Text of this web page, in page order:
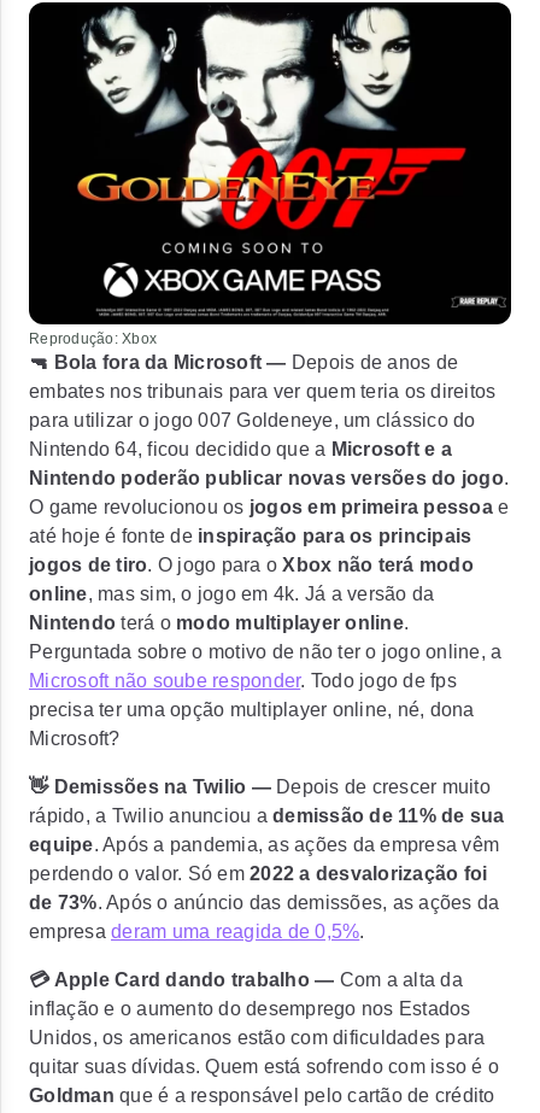
Reprodução: Xbox
🔫 Bola fora da Microsoft — Depois de anos de
embates nos tribunais para ver quem teria os direitos
para utilizar o jogo 007 Goldeneye, um clássico do
Nintendo 64, ficou decidido que a Microsoft e a
Nintendo poderão publicar novas versões do jogo.
O game revolucionou os jogos em primeira pessoae
até hoje é fonte de inspiração para os principais
jogos de tiro. O jogo para oXbox não terá modo
online, mas sim, o jogo em 4k. Já a versão da
Nintendoterá o modo multiplayer online.
Perguntada sobre o motivo de não ter o jogo online, a
Microsoft não soube responder. Todo jogo de fps
precisa ter uma opção multiplayer online, né, dona
Microsoft?
👋 Demissões na Twilio —Depois de crescer muito
rápido, a Twilioanunciou a demissão de 11% de sua
equipe. Após a pandemia, as ações da empresa vêm
perdendo o valor. Só em2022 a desvalorização foi
de 73%. Após o anúncio das demissões, as ações da
empresa deram uma reagida de 0,5%.
💳 Apple Card dando trabalho — Com a alta da
inflação e o aumento do desemprego nos Estados
Unidos, os americanos estão com dificuldades para
quitar suas dívidas. Quem está sofrendo com isso é o
Goldman que é a responsável pelo cartão de crédito